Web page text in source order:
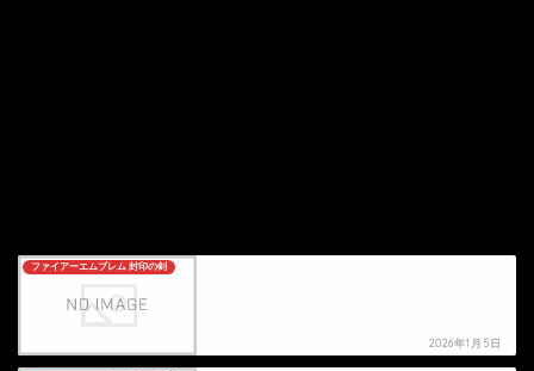
ファイアーエムブレム 封印の剣
2026年1月5日